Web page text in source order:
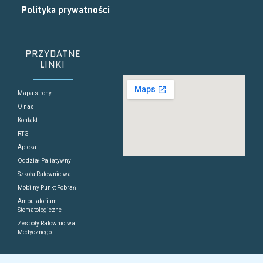
Polityka prywatności
PRZYDATNE
LINKI
Mapa strony
O nas
Kontakt
RTG
Apteka
Oddział Paliatywny
Szkoła Ratownictwa
Mobilny Punkt Pobrań
Ambulatorium
Stomatologiczne
Zespoły Ratownictwa
Medycznego